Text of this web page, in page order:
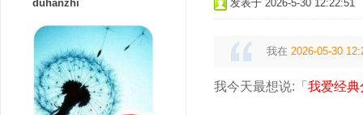
duhanzhi 发表于 2026-5-30 12:22:51
我在 2026-05-30
我今天最想说:「 我爱经典